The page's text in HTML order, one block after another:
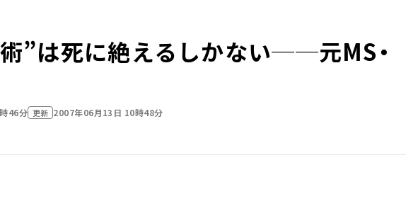
”は死に絶えるしかない──元MS・
46分 更新 2007年06月13日 10時48分